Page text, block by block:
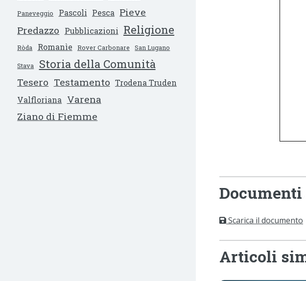
Paneveggio Pascoli Pesca Pieve
Predazzo
Pubblicazioni Religione
Ròda Romanìe Rover Carbonare San Lugano
Stava Storia della Comunità
Tesero Testamento Trodena Truden
Valfloriana
Varena
Ziano di Fiemme
Scarica il documento
Articoli